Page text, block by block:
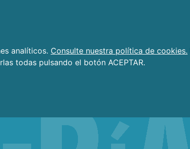
analíticos. Consulte nuestra política de cookies.
todas pulsando el botón ACEPTAR.